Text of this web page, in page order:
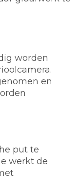
worden
en
put te
werkt de